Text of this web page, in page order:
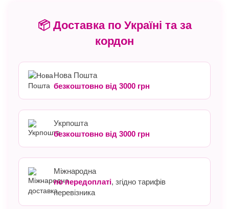
📦 Доставка по Україні та за
кордон
Нова Пошта
безкоштовно від 3000 грн
Укрпошта
безкоштовно від 3000 грн
Міжнародна
по передоплаті, згідно тарифів
перевізника